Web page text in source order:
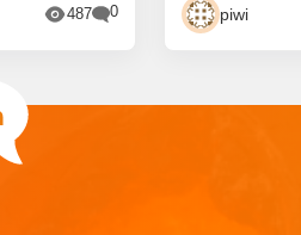
487 0 piwi